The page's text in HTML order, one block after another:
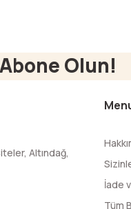
Olun!
Altındağ,
İade
Tüm